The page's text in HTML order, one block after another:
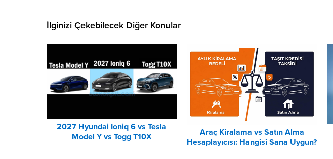
İlginizi Çekebilecek Diğer Konular
2027 Hyundai Ioniq 6 vs Tesla
Model Y vs Togg T10X
Araç Kiralama vs Satın Alma
Hesaplayıcısı: Hangisi Sana Uygun?